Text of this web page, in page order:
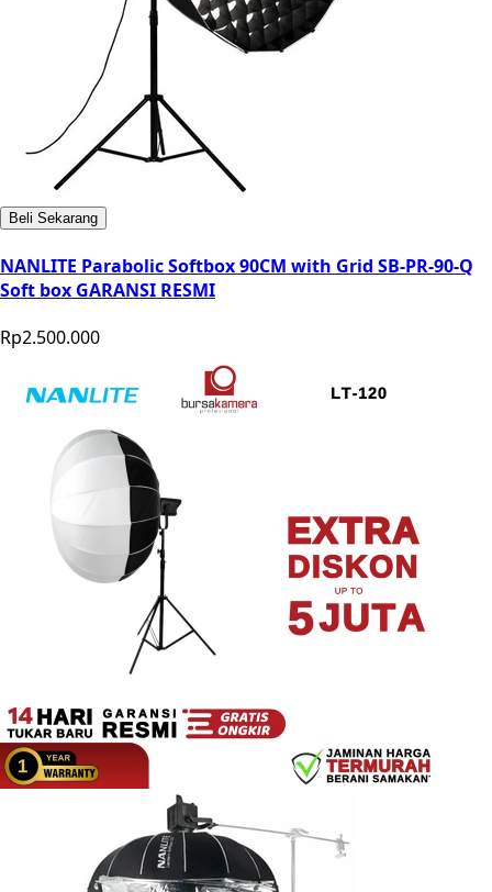
Beli Sekarang
NANLITE Parabolic Softbox 90CM with Grid SB-PR-90-Q
Soft box GARANSI RESMI
Rp2.500.000